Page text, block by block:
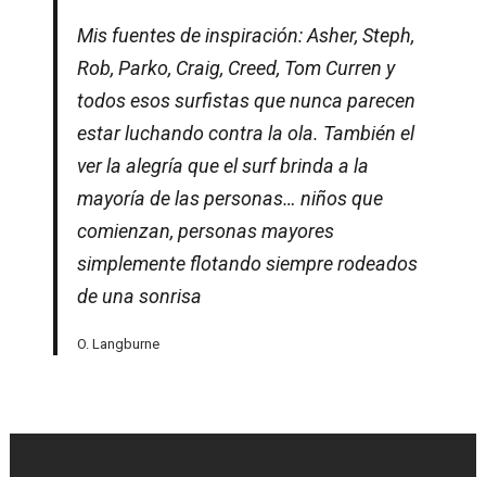
Mis fuentes de inspiración: Asher, Steph,
Rob, Parko, Craig, Creed, Tom Curren y
todos esos surfistas que nunca parecen
estar luchando contra la ola. También el
ver la alegría que el surf brinda a la
mayoría de las personas… niños que
comienzan, personas mayores
simplemente flotando siempre rodeados
de una sonrisa
O. Langburne